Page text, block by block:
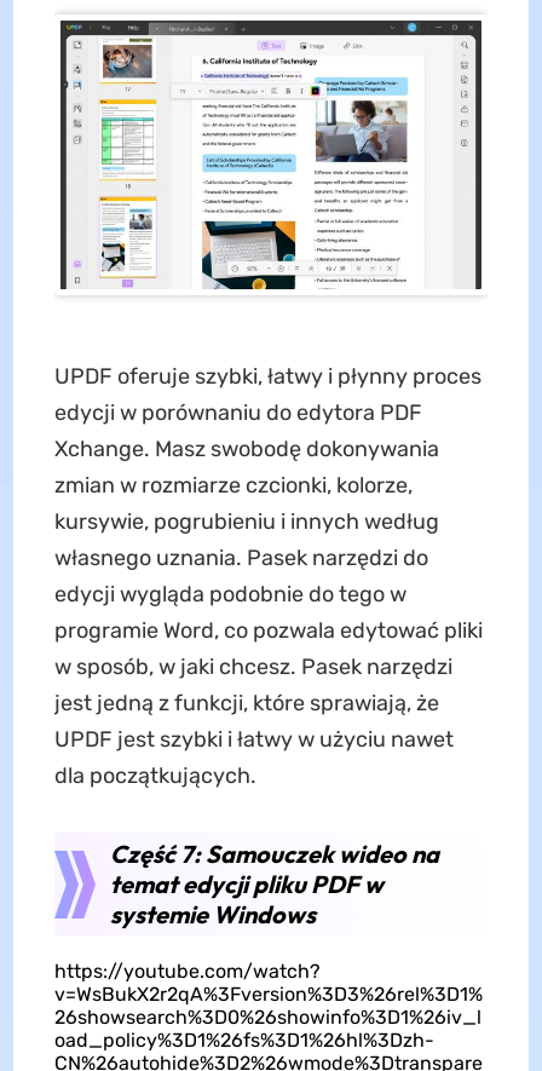
UPDF oferuje szybki, łatwy i płynny proces
edycji w porównaniu do edytora PDF
Xchange. Masz swobodę dokonywania
zmian w rozmiarze czcionki, kolorze,
kursywie, pogrubieniu i innych według
własnego uznania. Pasek narzędzi do
edycji wygląda podobnie do tego w
programie Word, co pozwala edytować pliki
w sposób, w jaki chcesz. Pasek narzędzi
jest jedną z funkcji, które sprawiają, że
UPDF jest szybki i łatwy w użyciu nawet
dla początkujących.
Część 7: Samouczek wideo na
temat edycji pliku PDF w
systemie Windows
https://youtube.com/watch?
v=WsBukX2r2qA%3Fversion%3D3%26rel%3D1%
26showsearch%3D0%26showinfo%3D1%26iv_l
oad_policy%3D1%26fs%3D1%26hl%3Dzh-
CN%26autohide%3D2%26wmode%3Dtranspare